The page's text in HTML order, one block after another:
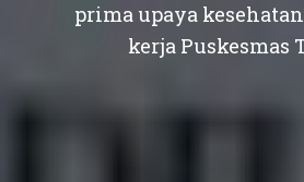
prima upaya
kerja Puskesmas